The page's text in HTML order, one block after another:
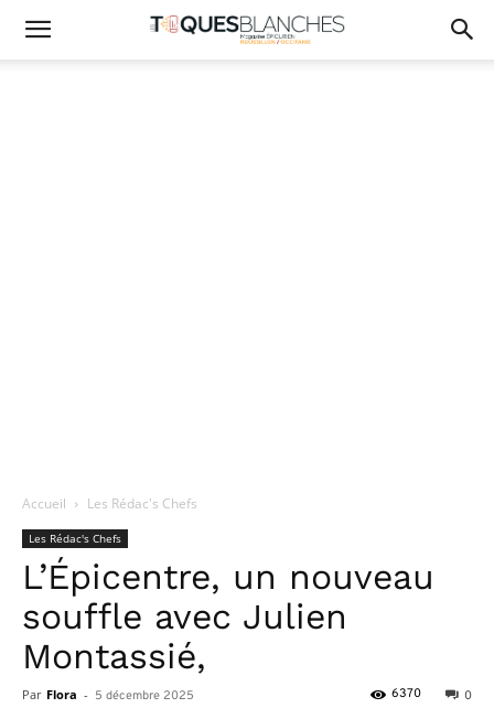
Accueil Les Rédac's Chefs
Les Rédac's Chefs
L’Épicentre, un nouveau
souffle avec Julien
Montassié,
Par Flora - 5 décembre 2025 0
6370